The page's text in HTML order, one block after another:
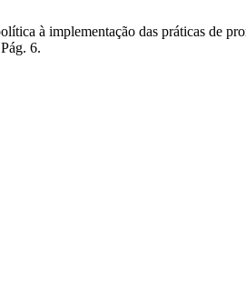
à implementação das práticas de
6.